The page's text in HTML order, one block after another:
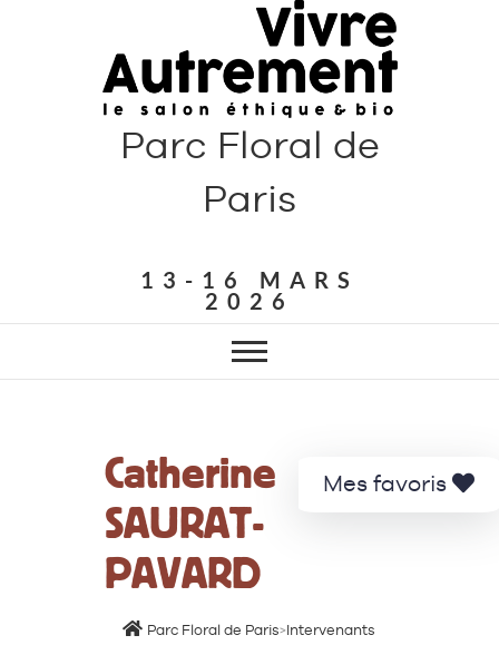
Parc Floral de
Paris
13-16 MARS
2026
Catherine
SAURAT-
PAVARD
Parc Floral de Paris>Intervenants
Mes favoris